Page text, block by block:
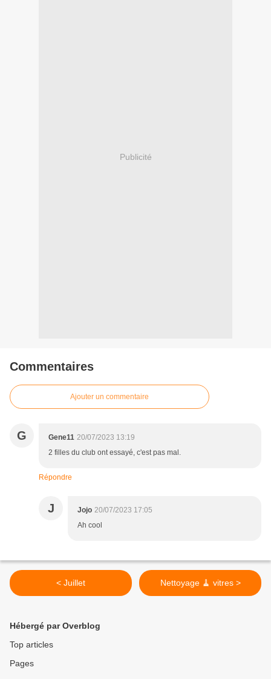
Publicité
Commentaires
Ajouter un commentaire
G Gene11 20/07/2023 13:19
2 filles du club ont essayé, c'est pas mal.
Répondre
J Jojo 20/07/2023 17:05
Ah cool
< Juillet Nettoyage 🧹 vitres >
Hébergé par Overblog
Top articles
Pages